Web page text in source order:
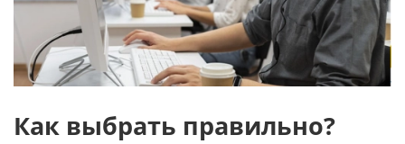
Как выбрать правильно?